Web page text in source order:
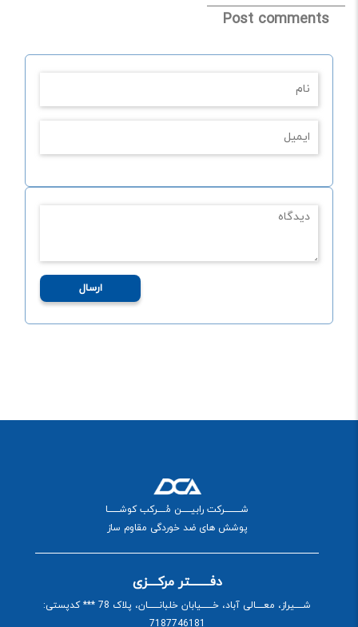
Post comments
ارسال
شــــــــــرکت رابیــــــن مُـــــرکب کوشـــــــا
پوشش های ضد خوردگی مقاوم ساز
دفــــــــتر مرکــــزی
شـــــیراز، معـــــالی آباد، خـــــــیابان خلبانـــــــان، پلاک 78 *** کدپستی:
7187746181